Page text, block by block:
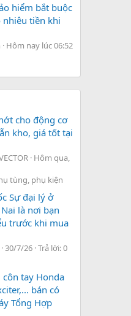
hiểm bắt buộc
tiền khi
Hôm nay lúc 06:52
cho động cơ
kho, giá tốt tại
Hôm qua,
tùng, phụ kiện
Sự đại lý ở
là nơi bạn
trước khi mua
30/7/26 Trả lời: 0
côn tay Honda
bán có
Tổng Hợp